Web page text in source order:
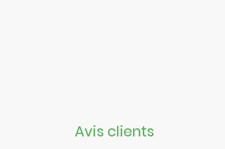
Avis clients